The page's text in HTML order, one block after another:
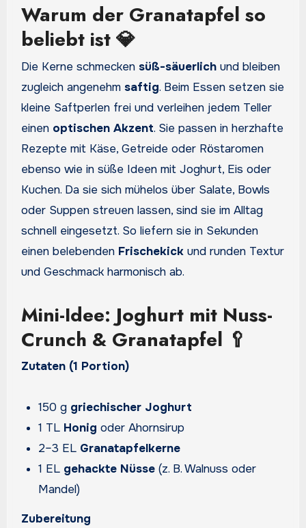
Warum der Granatapfel so
beliebt ist 💎
Die Kerne schmecken süß-säuerlichund bleiben
zugleich angenehm saftig. Beim Essen setzen sie
kleine Saftperlen frei und verleihen jedem Teller
einen optischen Akzent. Sie passen in herzhafte
Rezepte mit Käse, Getreide oder Röstaromen
ebenso wie in süße Ideen mit Joghurt, Eis oder
Kuchen. Da sie sich mühelos über Salate, Bowls
oder Suppen streuen lassen, sind sie im Alltag
schnell eingesetzt. So liefern sie in Sekunden
einen belebenden Frischekickund runden Textur
und Geschmack harmonisch ab.
Mini-Idee: Joghurt mit Nuss-
Crunch & Granatapfel 🥄
Zutaten (1 Portion)
150 g griechischer Joghurt
1 TL Honig oder Ahornsirup
2–3 EL Granatapfelkerne
1 EL gehackte Nüsse (z. B. Walnuss oder
Mandel)
Zubereitung